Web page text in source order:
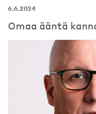
6.6.2024
Omaa ääntä